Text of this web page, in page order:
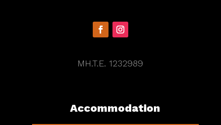
MH.T.E. 1232989
Accommodation